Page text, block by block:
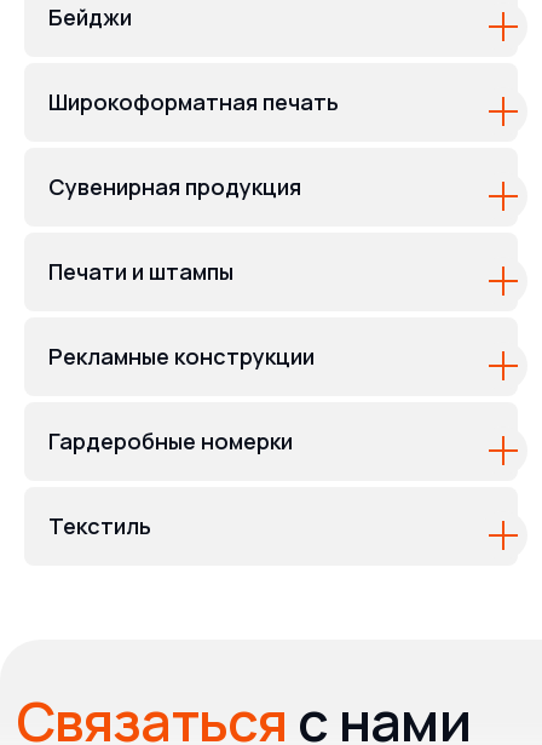
Бейджи
Широкоформатная печать
Сувенирная продукция
Печати и штампы
Рекламные конструкции
Гардеробные номерки
Текстиль